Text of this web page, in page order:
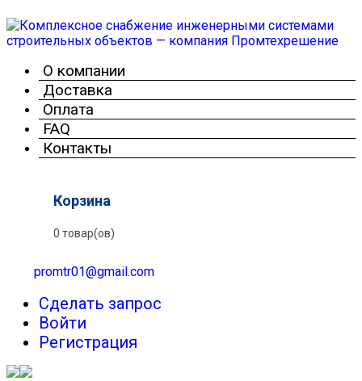
О компании
Доставка
Оплата
FAQ
Контакты
Корзина
0 товар(ов)
promtr01@gmail.com
Сделать запрос
Войти
Регистрация